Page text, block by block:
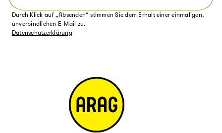
Durch Klick auf „Absenden“ stimmen Sie dem Erhalt einer einmaligen,
unverbindlichen E-Mail zu.
Datenschutzerklärung